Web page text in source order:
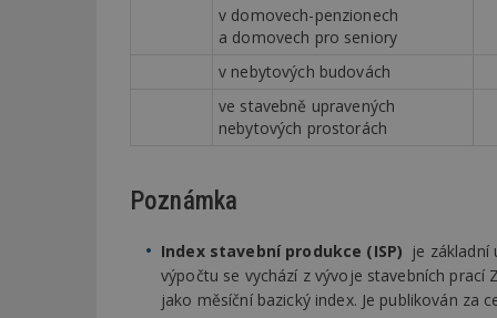
v domovech-penzionech
a domovech pro seniory
v nebytových budovách
ve stavebně upravených
nebytových prostorách
Poznámka
Index stavební produkce (ISP) je základní
výpočtu se vychází z vývoje stavebních prací
jako měsíční bazický index. Je publikován za
_ga
TDID
id
sssp_session
c
bm2uu
cct